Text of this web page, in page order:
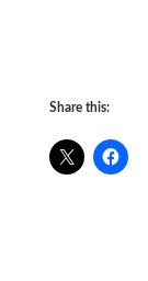
Share this: